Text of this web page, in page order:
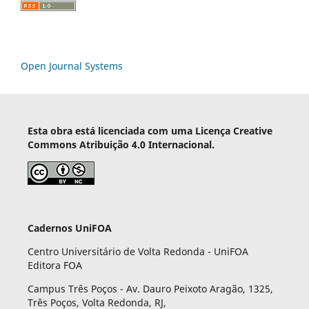
Open Journal Systems
Esta obra está licenciada com uma Licença Creative
Commons Atribuição 4.0 Internacional.
Cadernos UniFOA
Centro Universitário de Volta Redonda - UniFOA
Editora FOA
Campus Três Poços - Av. Dauro Peixoto Aragão, 1325,
Três Poços, Volta Redonda, RJ,